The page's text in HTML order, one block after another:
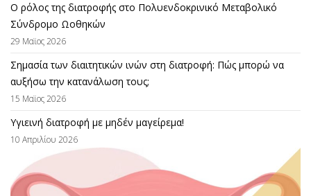
Ο ρόλος της διατροφής στο Πολυενδοκρινικό Μεταβολικό
Σύνδρομο Ωοθηκών
29 Μαϊος 2026
Σημασία των διαιτητικών ινών στη διατροφή: Πώς μπορώ να
αυξήσω την κατανάλωση τους;
15 Μαϊος 2026
Υγιεινή διατροφή με μηδέν μαγείρεμα!
10 Απριλίου 2026